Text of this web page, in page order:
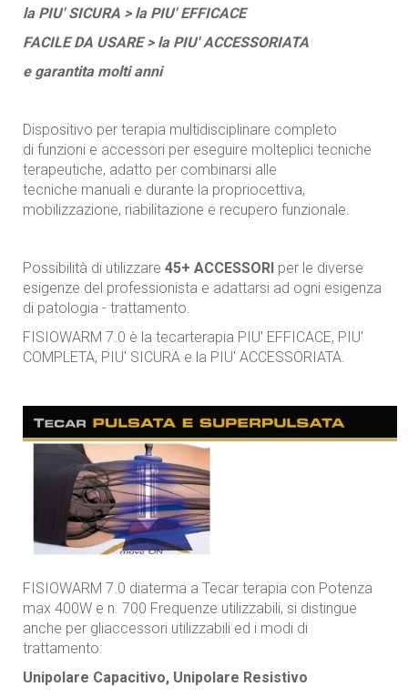
la PIU' SICURA > la PIU' EFFICACE
FACILE DA USARE > la PIU' ACCESSORIATA
e garantita molti anni
Dispositivo per terapia multidisciplinare completo
di funzioni e accessori per eseguire molteplici tecniche
terapeutiche, adatto per combinarsi alle
tecniche manuali e durante la propriocettiva,
mobilizzazione, riabilitazione e recupero funzionale.
Possibilità di utilizzare 45+ ACCESSORI per le diverse
esigenze del professionista e adattarsi ad ogni esigenza
di patologia - trattamento.
FISIOWARM 7.0 è la tecarterapia PIU' EFFICACE, PIU'
COMPLETA, PIU' SICURA e la PIU' ACCESSORIATA.
FISIOWARM 7.0 diaterma a Tecar terapia con Potenza
max 400W e n. 700 Frequenze utilizzabili, si distingue
anche per gliaccessori utilizzabili ed i modi di
trattamento:
Unipolare Capacitivo, Unipolare Resistivo